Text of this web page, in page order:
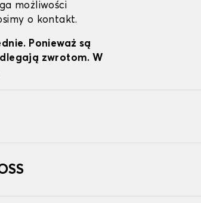
możliwości
o kontakt.
Ponieważ są
zwrotom. W